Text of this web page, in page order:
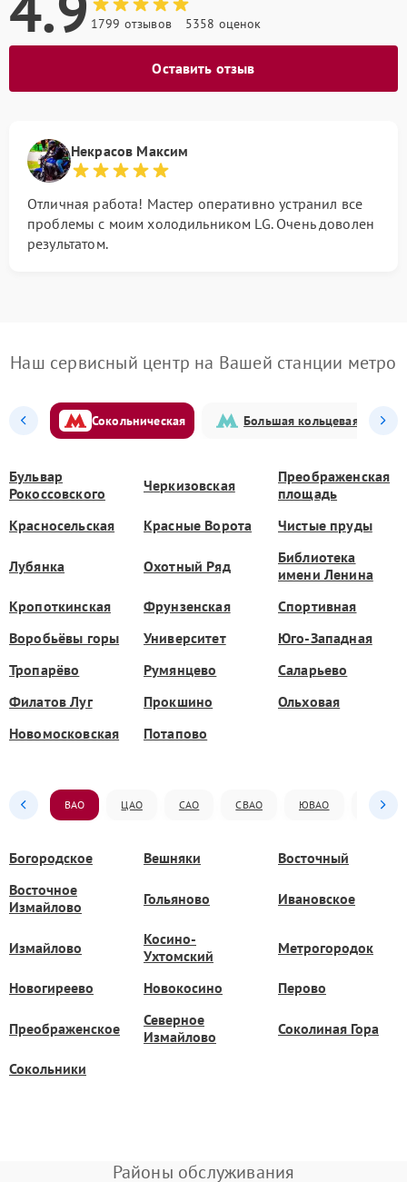
1799 отзывов 5358 оценок
Оставить отзыв
Некрасов Максим
Отличная работа! Мастер оперативно устранил все
проблемы с моим холодильником LG. Очень доволен
результатом.
Наш сервисный центр на Вашей станции метро
Сокольническая Большая кольцевая
Бульвар
Рокоссовского
Черкизовская
Преображенская
площадь
Красносельская
Красные Ворота Чистые пруды
Лубянка Охотный Ряд
Библиотека
имени Ленина
Кропоткинская
Фрунзенская
Спортивная
Воробьёвы горы
Университет
Юго-Западная
Тропарёво
Румянцево
Саларьево
Филатов Луг
Прокшино
Ольховая
Новомосковская
Потапово
ВАО ЦАО САО СВАО ЮВАО ЮАО
Богородское Вешняки
Восточный
Восточное
Измайлово
Гольяново Ивановское
Измайлово
Косино-
Ухтомский
Метрогородок
Новогиреево Новокосино Перово
Преображенское
Северное
Измайлово
Соколиная Гора
Сокольники
Районы обслуживания